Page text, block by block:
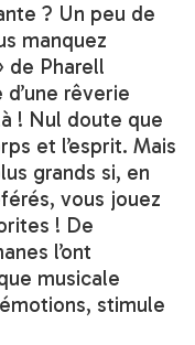
? Un peu de
manquez
de Pharell
rêverie
! Nul doute que
et l’esprit. Mais
grands si, en
vous jouez
! De
l’ont
musicale
stimule